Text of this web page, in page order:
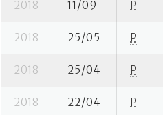
2018 11/09 P
2018 25/05 P
2018 25/04 P
2018 22/04 P